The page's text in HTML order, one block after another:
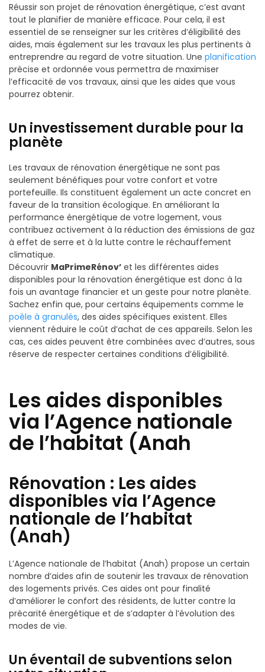
Réussir son projet de rénovation énergétique, c’est avant
tout le planifier de manière efficace. Pour cela, il est
essentiel de se renseigner sur les critères d’éligibilité des
aides, mais également sur les travaux les plus pertinents à
entreprendre au regard de votre situation. Une planification
précise et ordonnée vous permettra de maximiser
l’efficacité de vos travaux, ainsi que les aides que vous
pourrez obtenir.
Un investissement durable pour la
planète
Les travaux de rénovation énergétique ne sont pas
seulement bénéfiques pour votre confort et votre
portefeuille. Ils constituent également un acte concret en
faveur de la transition écologique. En améliorant la
performance énergétique de votre logement, vous
contribuez activement à la réduction des émissions de gaz
à effet de serre et à la lutte contre le réchauffement
climatique.
Découvrir MaPrimeRénov’ et les différentes aides
disponibles pour la rénovation énergétique est donc à la
fois un avantage financier et un geste pour notre planète.
Sachez enfin que, pour certains équipements comme le
poêle à granulés, des aides spécifiques existent. Elles
viennent réduire le coût d’achat de ces appareils. Selon les
cas, ces aides peuvent être combinées avec d’autres, sous
réserve de respecter certaines conditions d’éligibilité.
Les aides disponibles
via l’Agence nationale
de l’habitat (Anah
Rénovation : Les aides
disponibles via l’Agence
nationale de l’habitat
(Anah)
L’Agence nationale de l’habitat (Anah) propose un certain
nombre d’aides afin de soutenir les travaux de rénovation
des logements privés. Ces aides ont pour finalité
d’améliorer le confort des résidents, de lutter contre la
précarité énergétique et de s’adapter à l’évolution des
modes de vie.
Un éventail de subventions selon